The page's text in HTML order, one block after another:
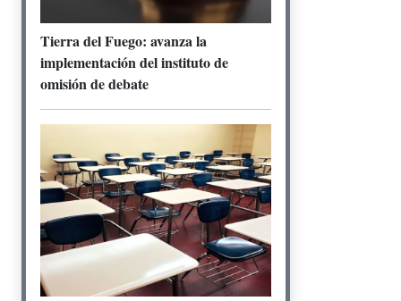
Tierra del Fuego: avanza la
implementación del instituto de
omisión de debate